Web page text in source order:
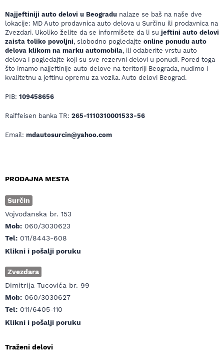
Najjeftiniji auto delovi u Beogradu nalaze se baš na naše dve
lokacije: MD Auto prodavnica auto delova u Surčinu ili prodavnica na
Zvezdari. Ukoliko želite da se informišete da li su jeftini auto delovi
zaista toliko povoljni, slobodno pogledajte online ponudu auto
delova klikom na marku automobila, ili odaberite vrstu auto
delova i pogledajte koji su sve rezervni delovi u ponudi. Pored toga
što imamo najjeftinije auto delove na teritoriji Beograda, nudimo i
kvalitetnu a jeftinu opremu za vozila. Auto delovi Beograd.
PIB: 109458656
Raiffeisen banka TR: 265-1110310001533-56
Email: mdautosurcin@yahoo.com
PRODAJNA MESTA
Surčin
Vojvođanska br. 153
Mob: 060/3030623
Tel: 011/8443-608
Klikni i pošalji poruku
Zvezdara
Dimitrija Tucovića br. 99
Mob: 060/3030627
Tel: 011/6405-110
Klikni i pošalji poruku
Traženi delovi